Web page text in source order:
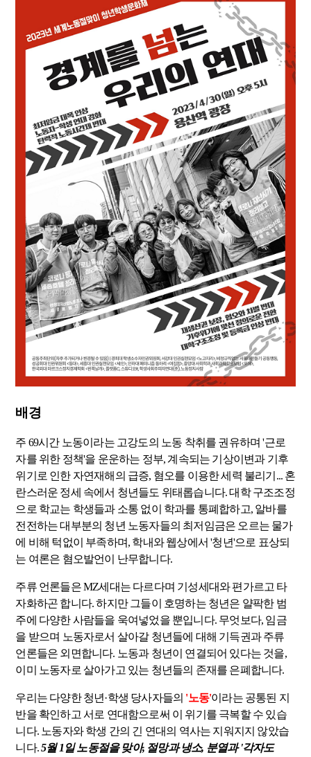
배경
주 69시간 노동이라는 고강도의 노동 착취를 권유하며 '근로
자를 위한 정책'을 운운하는 정부, 계속되는 기상이변과 기후
위기로 인한 자연재해의 급증, 혐오를 이용한 세력 불리기... 혼
란스러운 정세 속에서 청년들도 위태롭습니다. 대학 구조조정
으로 학교는 학생들과 소통 없이 학과를 통폐합하고, 알바를
전전하는 대부분의 청년 노동자들의 최저임금은 오르는 물가
에 비해 턱없이 부족하며, 학내와 웹상에서 '청년'으로 표상되
는 여론은 혐오발언이 난무합니다.
주류 언론들은 MZ세대는 다르다며 기성세대와 편가르고 타
자화하곤 합니다. 하지만 그들이 호명하는 청년은 얄팍한 범
주에 다양한 사람들을 욱여넣었을 뿐입니다. 무엇보다, 임금
을 받으며 노동자로서 살아갈 청년들에 대해 기득권과 주류
언론들은 외면합니다. 노동과 청년이 연결되어 있다는 것을,
이미 노동자로 살아가고 있는 청년들의 존재를 은폐합니다.
우리는 다양한 청년·학생 당사자들의 '노동'이라는 공통된 지
반을 확인하고 서로 연대함으로써 이 위기를 극복할 수 있습
니다. 노동자와 학생 간의 긴 연대의 역사는 지워지지 않았습
니다.5월 1일 노동절을 맞아, 절망과 냉소, 분열과 '각자도